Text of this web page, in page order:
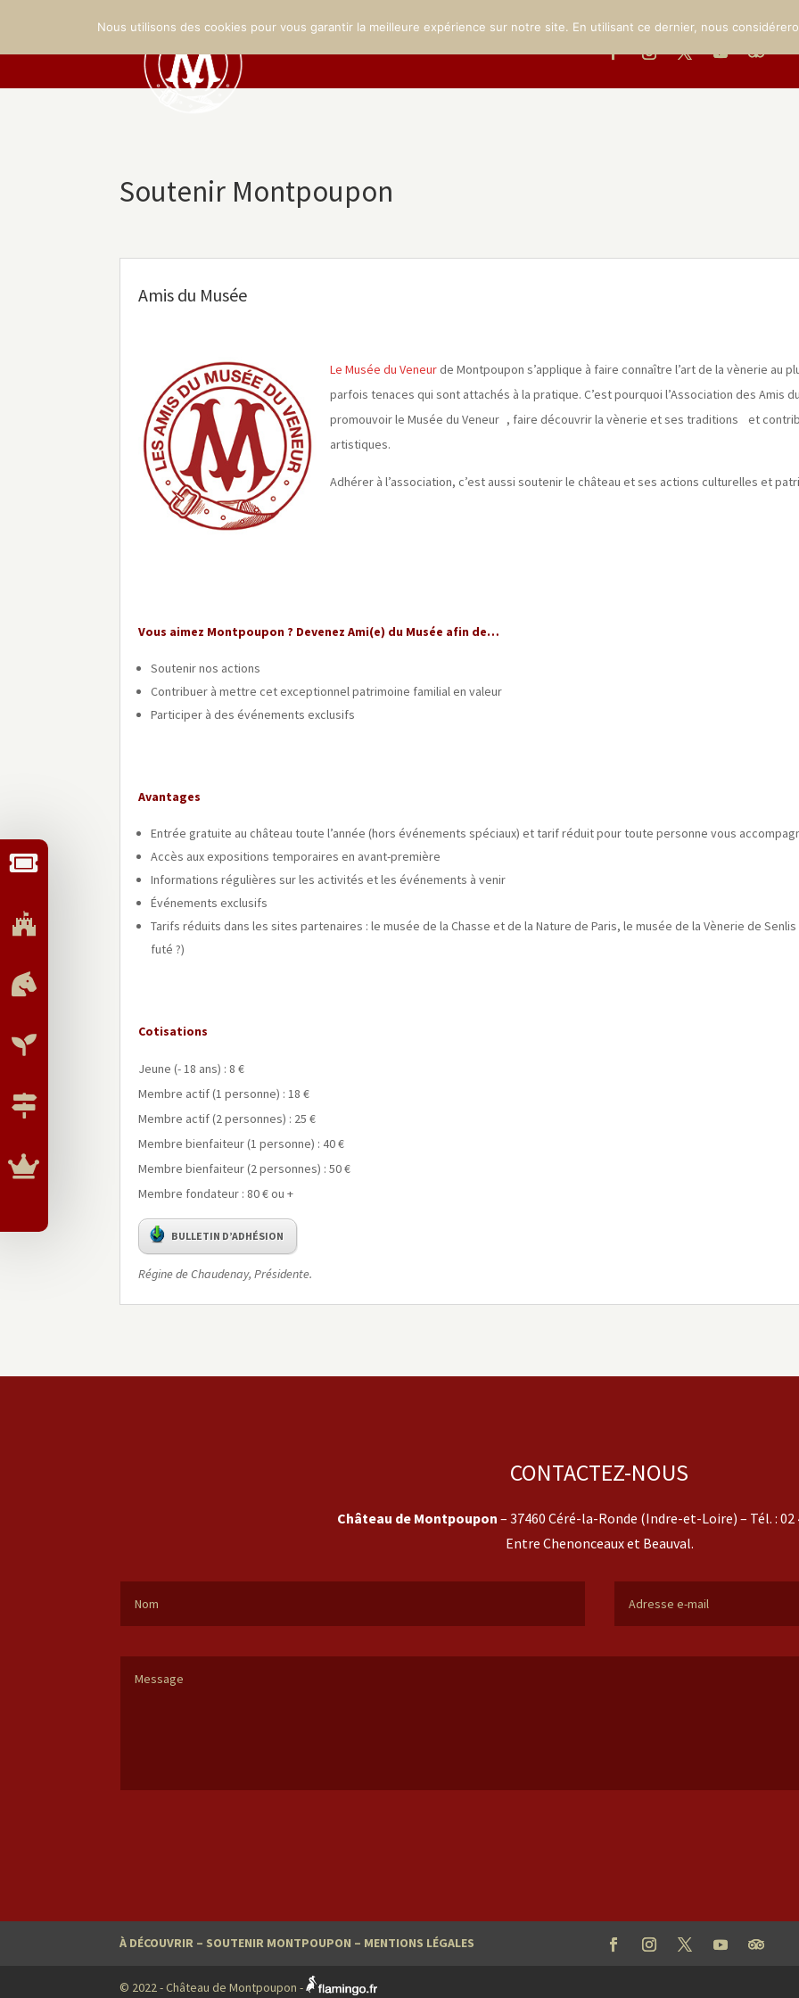
LE CHÂTEAU LE MUSÉE LE PARC INFOS PRATIQUES ÉVÉNEMENTS
Soutenir Montpoupon
Amis du Musée
Le Musée du Veneurde Montpoupon s’applique à faire connaître l’art de la vènerie au
parfois tenaces qui sont attachés à la pratique. C’est pourquoi l’Association des Amis
promouvoir le Musée du Veneur , faire découvrir la vènerie et ses traditions et
artistiques.
Adhérer à l’association, c’est aussi soutenir le château et ses actions culturelles et
Vous aimez Montpoupon ? Devenez Ami(e) du Musée afin de…
Soutenir nos actions
Contribuer à mettre cet exceptionnel patrimoine familial en valeur
Participer à des événements exclusifs
Avantages
Entrée gratuite au château toute l’année (hors événements spéciaux) et tarif réduit pour toute personne vous
Accès aux expositions temporaires en avant-première
Informations régulières sur les activités et les événements à venir
Événements exclusifs
Tarifs réduits dans les sites partenaires : le musée de la Chasse et de la Nature de Paris, le musée de la Vènerie de
futé ?)
Cotisations
Jeune (- 18 ans) : 8 €
Membre actif (1 personne) : 18 €
Membre actif (2 personnes) : 25 €
Membre bienfaiteur (1 personne) : 40 €
Membre bienfaiteur (2 personnes) : 50 €
Membre fondateur : 80 € ou +
BULLETIN D’ADHÉSION
Régine de Chaudenay, Présidente.






CONTACTEZ-NOUS
Château de Montpoupon – 37460 Céré-la-Ronde (Indre-et-Loire) – Tél. : 02
Entre Chenonceaux et Beauval.
À DÉCOUVRIR – SOUTENIR MONTPOUPON – MENTIONS LÉGALES
© 2022 - Château de Montpoupon -
Nous utilisons des cookies pour vous garantir la meilleure expérience sur notre site. En utilisant ce dernier, nous